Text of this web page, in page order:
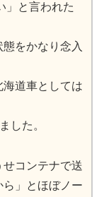
」と言われた
をかなり念入
海道車としては
した。
コンテナで送
」とほぼノー